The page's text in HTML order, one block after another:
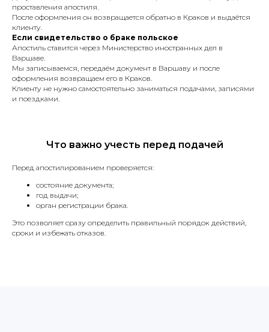
проставления апостиля.
После оформления он возвращается обратно в Краков и выдаётся
клиенту.
Если свидетельство о браке польское
Апостиль ставится через Министерство иностранных дел в
Варшаве.
Мы записываемся, передаём документ в Варшаву и после
оформления возвращаем его в Краков.
Клиенту не нужно самостоятельно заниматься подачами, записями
и поездками.
Что важно учесть перед подачей
Перед апостилированием проверяется:
состояние документа;
год выдачи;
орган регистрации брака.
Это позволяет сразу определить правильный порядок действий,
сроки и избежать отказов.
Синхронный перевод,
Устные переводы
Языки с которыми